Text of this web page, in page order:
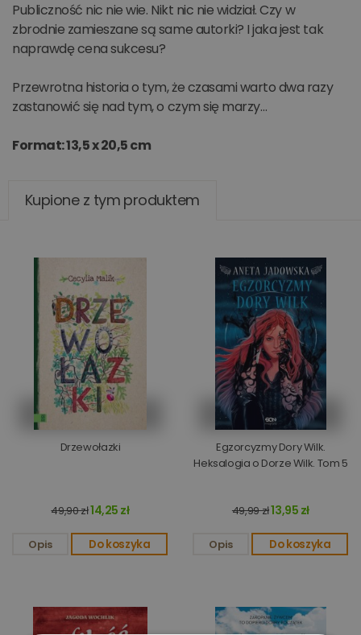
Publiczność nic nie wie. Nikt nic nie widział. Czy w
zbrodnie zamieszane są same autorki? I jaka jest tak
naprawdę cena sukcesu?
Przewrotna historia o tym, że czasami warto dwa razy
zastanowić się nad tym, o czym się marzy…
Format: 13,5 x 20,5 cm
Kupione z tym produktem
Drzewołazki
49,90 zł14,25 zł
Opis Do koszyka
Egzorcyzmy Dory Wilk.
Heksalogia o Dorze Wilk. Tom 5
49,99 zł13,95 zł
Opis Do koszyka